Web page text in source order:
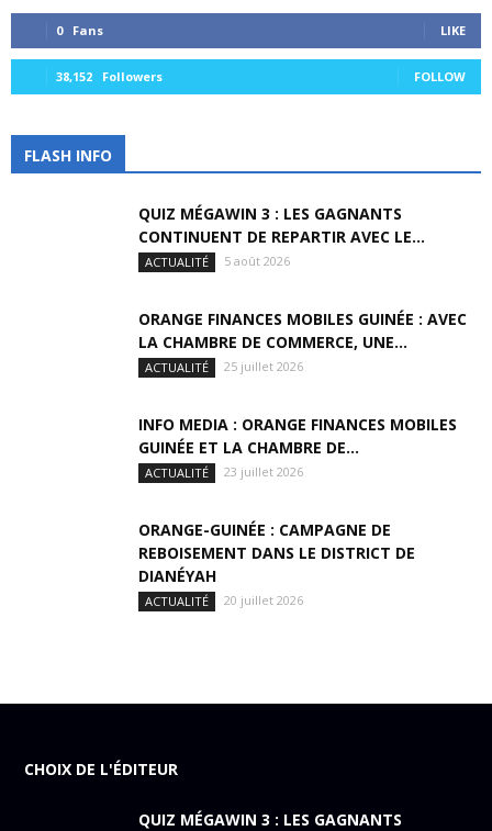
0 Fans LIKE
38,152 Followers FOLLOW
FLASH INFO
QUIZ MÉGAWIN 3 : LES GAGNANTS
CONTINUENT DE REPARTIR AVEC LE...
ACTUALITÉ 5 août 2026
ORANGE FINANCES MOBILES GUINÉE : AVEC
LA CHAMBRE DE COMMERCE, UNE...
ACTUALITÉ 25 juillet 2026
INFO MEDIA : ORANGE FINANCES MOBILES
GUINÉE ET LA CHAMBRE DE...
ACTUALITÉ 23 juillet 2026
ORANGE-GUINÉE : CAMPAGNE DE
REBOISEMENT DANS LE DISTRICT DE
DIANÉYAH
ACTUALITÉ 20 juillet 2026
CHOIX DE L'ÉDITEUR
QUIZ MÉGAWIN 3 : LES GAGNANTS